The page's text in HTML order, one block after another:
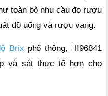
toàn bộ nhu cầu đo rượu
đồ uống và rượu vang.
Brix phổ thông, HI96841
và sát thực tế hơn cho